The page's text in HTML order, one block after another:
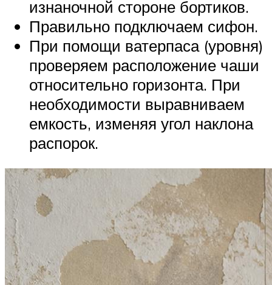
изнаночной стороне бортиков.
Правильно подключаем сифон.
При помощи ватерпаса (уровня)
проверяем расположение чаши
относительно горизонта. При
необходимости выравниваем
емкость, изменяя угол наклона
распорок.